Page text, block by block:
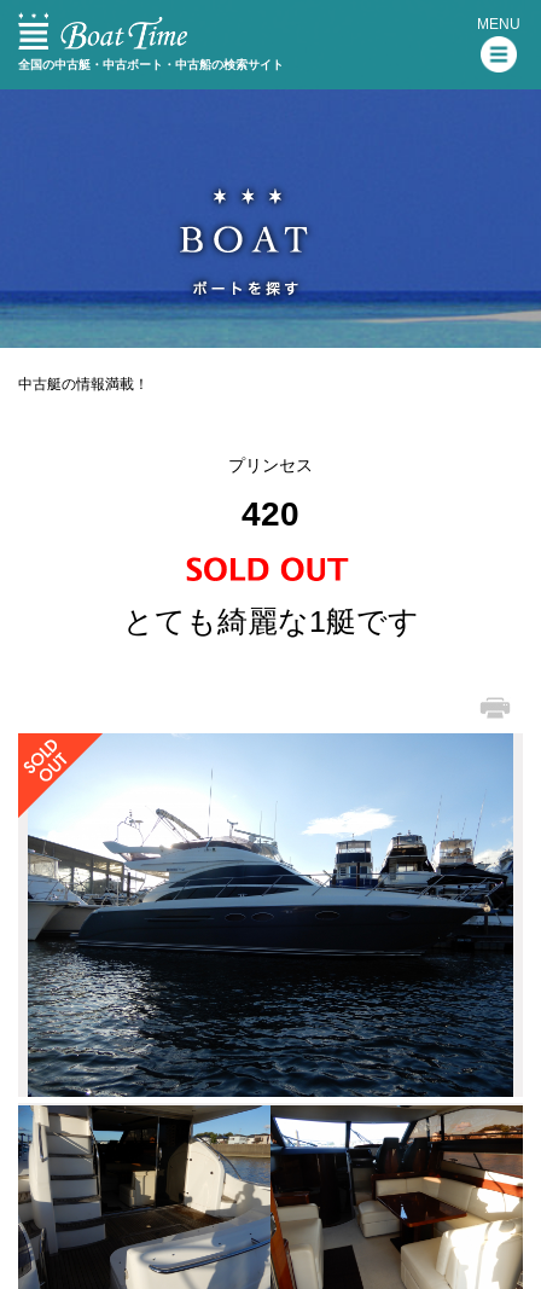
全国の中古艇・中古ボート・中古船の検索サイト
MENU
中古艇の情報満載！
プリンセス
420
とても綺麗な1艇です